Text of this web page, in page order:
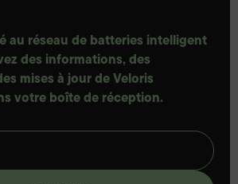
au réseau de batteries intelligent
des informations, des
mises à jour de Veloris
votre boîte de réception.